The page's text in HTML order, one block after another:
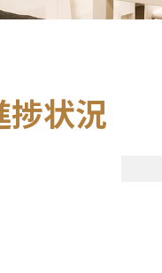
状況